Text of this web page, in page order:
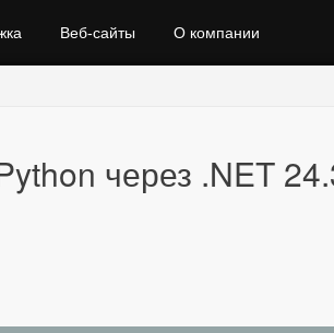
Веб‑сайты О компании
через .NET